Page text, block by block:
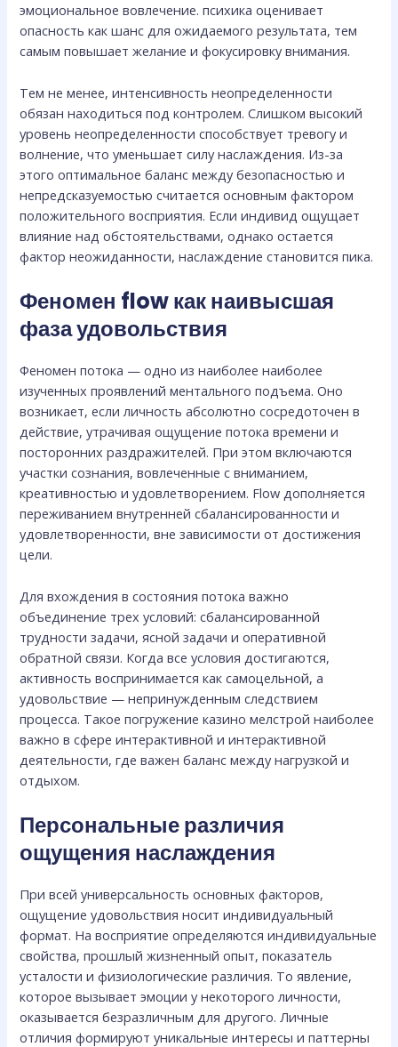
эмоциональное вовлечение. психика оценивает
опасность как шанс для ожидаемого результата, тем
самым повышает желание и фокусировку внимания.
Тем не менее, интенсивность неопределенности
обязан находиться под контролем. Слишком высокий
уровень неопределенности способствует тревогу и
волнение, что уменьшает силу наслаждения. Из-за
этого оптимальное баланс между безопасностью и
непредсказуемостью считается основным фактором
положительного восприятия. Если индивид ощущает
влияние над обстоятельствами, однако остается
фактор неожиданности, наслаждение становится пика.
Феномен flow как наивысшая
фаза удовольствия
Феномен потока — одно из наиболее наиболее
изученных проявлений ментального подъема. Оно
возникает, если личность абсолютно сосредоточен в
действие, утрачивая ощущение потока времени и
посторонних раздражителей. При этом включаются
участки сознания, вовлеченные с вниманием,
креативностью и удовлетворением. Flow дополняется
переживанием внутренней сбалансированности и
удовлетворенности, вне зависимости от достижения
цели.
Для вхождения в состояния потока важно
объединение трех условий: сбалансированной
трудности задачи, ясной задачи и оперативной
обратной связи. Когда все условия достигаются,
активность воспринимается как самоцельной, а
удовольствие — непринужденным следствием
процесса. Такое погружение казино мелстрой наиболее
важно в сфере интерактивной и интерактивной
деятельности, где важен баланс между нагрузкой и
отдыхом.
Персональные различия
ощущения наслаждения
При всей универсальность основных факторов,
ощущение удовольствия носит индивидуальный
формат. На восприятие определяются индивидуальные
свойства, прошлый жизненный опыт, показатель
усталости и физиологические различия. То явление,
которое вызывает эмоции у некоторого личности,
оказывается безразличным для другого. Личные
отличия формируют уникальные интересы и паттерны